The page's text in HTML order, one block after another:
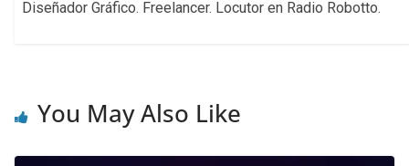
Diseñador Gráfico. Freelancer. Locutor en Radio Robotto.
You May Also Like